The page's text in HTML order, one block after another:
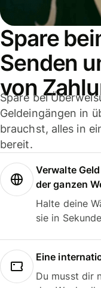
Spare
Senden
von
Spare bei
Geldeingängen in
brauchst, alles in
bereit.
Verwalte
der ganzen
Halte deine
sie in
Eine
Du musst dir